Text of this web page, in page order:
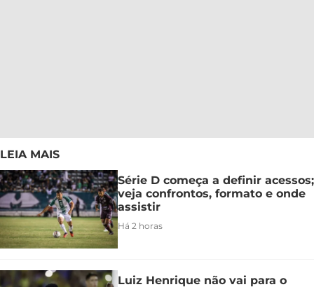
LEIA MAIS
Série D começa a definir acessos;
veja confrontos, formato e onde
assistir
Há 2 horas
Luiz Henrique não vai para o